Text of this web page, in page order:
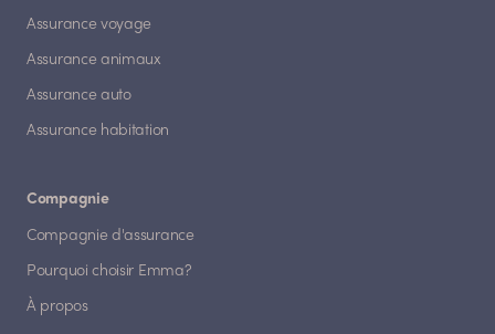
Assurance voyage
Assurance animaux
Assurance auto
Assurance habitation
Compagnie
Compagnie d'assurance
Pourquoi choisir Emma?
À propos